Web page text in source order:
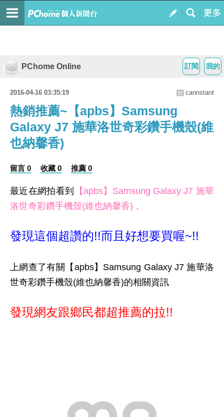
我的
訂閱
PChome Online
2016-04-16 03:35:19 cannstant
熱銷推薦~【apbs】Samsung
Galaxy J7 施華洛世奇彩鑽手機殼(維
也納馨香)
留言 0 收藏 0 推薦 0
最近在網拍看到
【apbs】Samsung Galaxy J7 施華
洛世奇彩鑽手機殼(維也納馨香)，
發現這個超讚的!!而且好想要買喔~!!
上網查了有關【apbs】Samsung Galaxy J7 施華洛
世奇彩鑽手機殼(維也納馨香)的相關資訊
發現網友跟鄉民都超推薦的拉!!